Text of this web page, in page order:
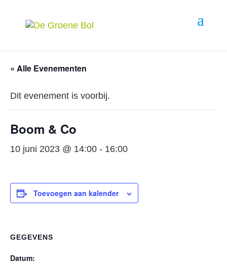
« Alle Evenementen
Dit evenement is voorbij.
Boom & Co
10 juni 2023 @ 14:00 - 16:00
Toevoegen aan kalender
GEGEVENS
Datum: